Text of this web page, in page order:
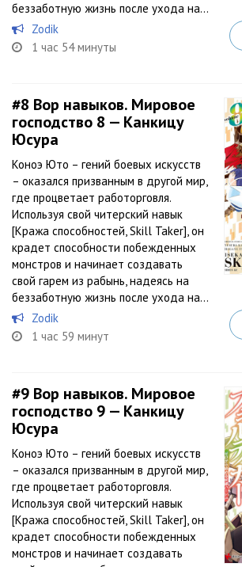
беззаботную жизнь после ухода на...
Zodik
1 час 54 минуты
#8 Вор навыков. Мировое
господство 8 — Канкицу
Юсура
Коноэ Юто – гений боевых искусств
– оказался призванным в другой мир,
где процветает работорговля.
Используя свой читерский навык
[Кража способностей, Skill Taker], он
крадет способности побежденных
монстров и начинает создавать
свой гарем из рабынь, надеясь на
беззаботную жизнь после ухода на...
Zodik
1 час 59 минут
#9 Вор навыков. Мировое
господство 9 — Канкицу
Юсура
Коноэ Юто – гений боевых искусств
– оказался призванным в другой мир,
где процветает работорговля.
Используя свой читерский навык
[Кража способностей, Skill Taker], он
крадет способности побежденных
монстров и начинает создавать